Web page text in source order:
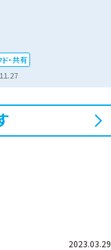
・共有
2023.03.29